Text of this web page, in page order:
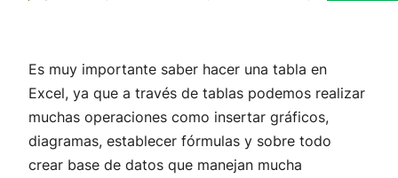
Es muy importante saber hacer una tabla en
Excel, ya que a través de tablas podemos realizar
muchas operaciones como insertar gráficos,
diagramas, establecer fórmulas y sobre todo
crear base de datos que manejan mucha